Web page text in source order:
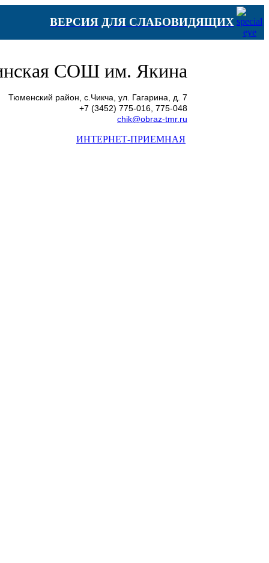
ВЕРСИЯ ДЛЯ СЛАБОВИДЯЩИХ
СОШ им. Якина
Тюменский район, с.Чикча, ул. Гагарина, д. 7
+7 (3452) 775-016, 775-048
chik@obraz-tmr.ru
ИНТЕРНЕТ-ПРИЕМНАЯ